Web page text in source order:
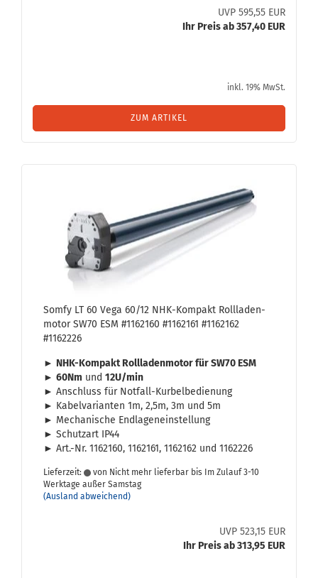
UVP 595,55 EUR
Ihr Preis ab 357,40 EUR
inkl. 19% MwSt.
ZUM ARTIKEL
Somfy LT 60 Vega 60/12 NHK-​Kom­pakt Roll­la­den­
mo­tor SW70 ESM #1162160 #1162161 #1162162
#1162226
► NHK-​Kompakt Roll­la­den­mo­tor für SW70 ESM
► 60Nm und 12U/min
► An­schluss für Notfall-​Kurbelbedienung
► Ka­bel­va­ri­an­ten 1m, 2,5m, 3m und 5m
► Me­cha­ni­sche End­la­gen­ein­stel­lung
► Schutz­art IP44
► Art.-Nr. 1162160, 1162161, 1162162 und 1162226
Lieferzeit:
von Nicht mehr lieferbar bis Im Zulauf 3-10
Werktage außer Samstag
(Ausland abweichend)
UVP 523,15 EUR
Ihr Preis ab 313,95 EUR